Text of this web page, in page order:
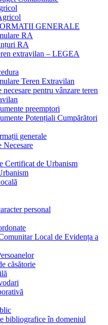
GENERALE
RA
RA
extravilan – LEGEA
Teren Extravilan
necesare pentru vânzare teren
preemptori
Potențiali Cumpărători
generale
Necesare
Certificat de Urbanism
personal
Local de Evidența a
căsătorie
bibliografice în domeniul